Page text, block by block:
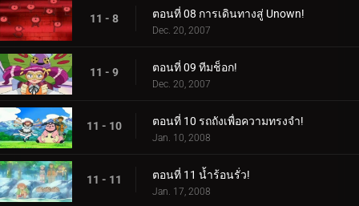
11 - 8 ตอนที่ 08 การเดินทางสู่ Unown!
Dec. 20, 2007
11 - 9 ตอนที่ 09 ทีมช็อก!
Dec. 20, 2007
11 - 10 ตอนที่ 10 รถถังเพื่อความทรงจำ!
Jan. 10, 2008
11 - 11 ตอนที่ 11 น้ำร้อนรั่ว!
Jan. 17, 2008